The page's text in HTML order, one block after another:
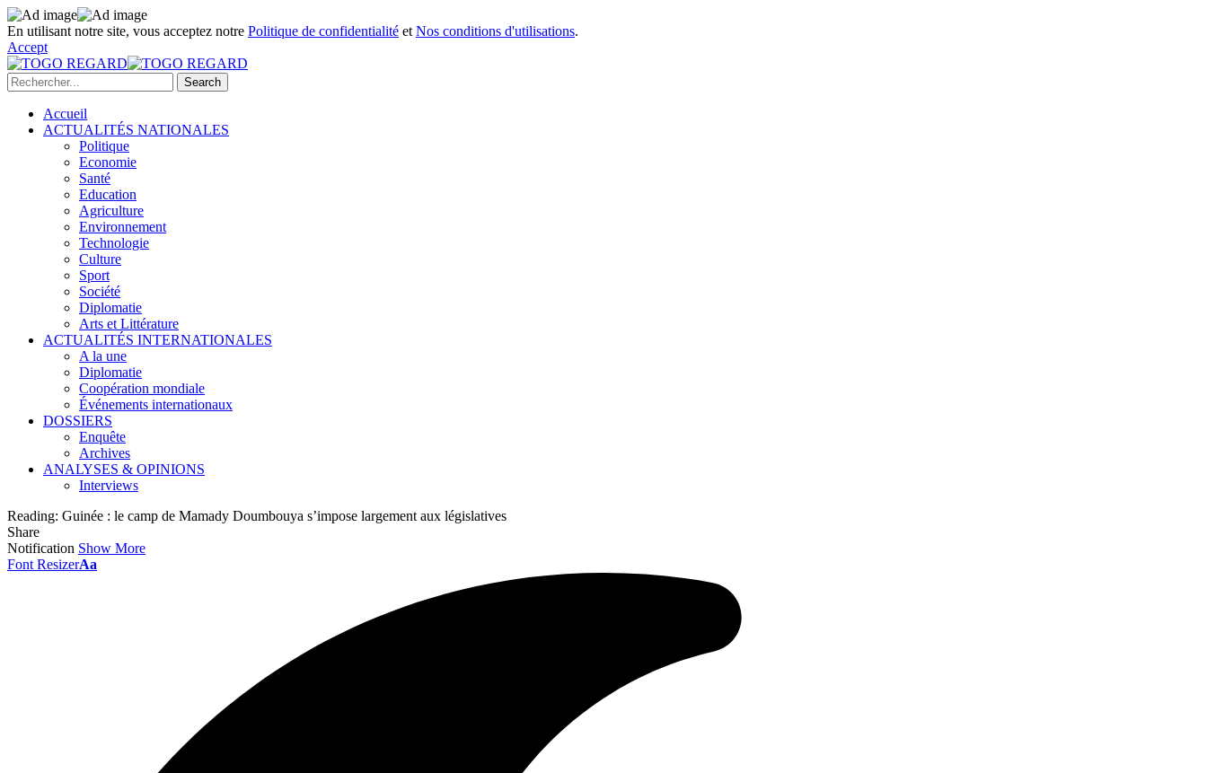
En utilisant notre site, vous acceptez notre Politique de confidentialité et Nos conditions d'utilisations.
Accept
Accueil
ACTUALITÉS NATIONALES
Politique
Economie
Santé
Education
Agriculture
Environnement
Technologie
Culture
Sport
Société
Diplomatie
Arts et Littérature
ACTUALITÉS INTERNATIONALES
A la une
Diplomatie
Coopération mondiale
Événements internationaux
DOSSIERS
Enquête
Archives
ANALYSES & OPINIONS
Interviews
Reading: Guinée : le camp de Mamady Doumbouya s’impose largement aux législatives
Share
Notification Show More
Font ResizerAa